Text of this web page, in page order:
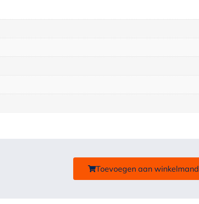
Toevoegen aan winkelmand